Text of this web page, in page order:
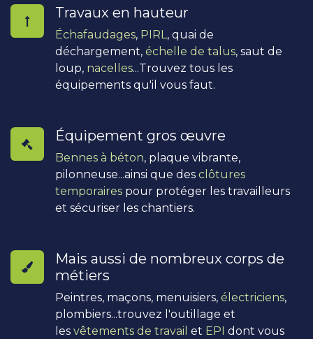
Travaux en hauteur
Échafaudages, PIRL, quai de
déchargement, échelle de talus, saut de
loup, nacelles...Trouvez tous les
équipements qu'il vous faut.
Équipement gros œuvre
Bennes à béton, plaque vibrante,
pilonneuse...ainsi que des clôtures
temporaires pour protéger les travailleurs
et sécuriser les chantiers.
Mais aussi de nombreux corps de
métiers
Peintres, maçons, menuisiers, électriciens,
plombiers...trouvez l'outillage et
les vêtements de travail et EPI dont vous